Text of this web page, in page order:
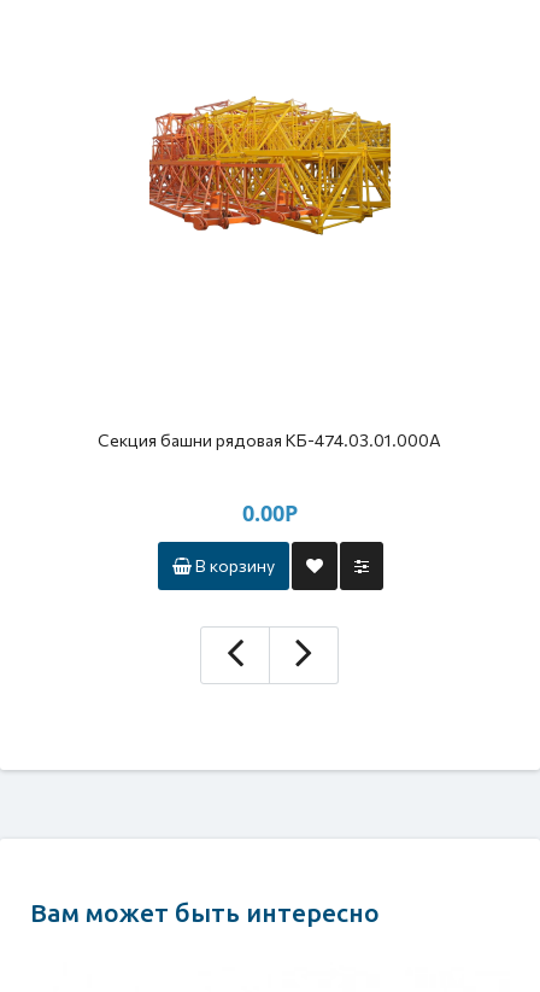
Секция башни рядовая КБ-474.03.01.000А
0.00Р
В корзину
Вам может быть интересно